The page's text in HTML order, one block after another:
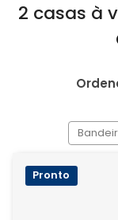
2 casas à
Pronto